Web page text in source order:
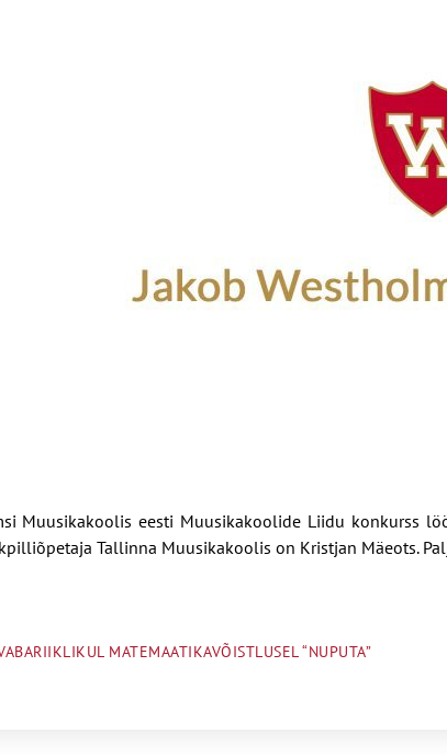
Muusikakoolis eesti Muusikakoolide Liidu konkurss
Tallinna Muusikakoolis on Kristjan Mäeots.
MATEMAATIKAVÕISTLUSEL “NUPUTA”